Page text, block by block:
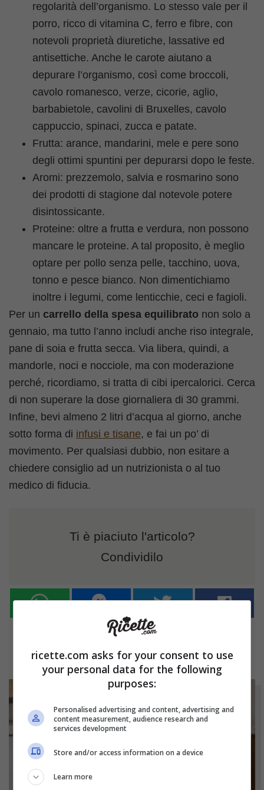
regolarità dell’organismo. Lo stesso vale per il
porro, ricco di vitamina C, ferro e fibre, con
notevoli proprietà diuretiche, lassative ed
antisettiche. Anche le carote aiutano a
depurare l’organismo, così come broccoli,
cavolo romanesco, verze, cicorie, aglio,
barbabietole, cavolini di Bruxelles, cavolo
cappuccio, spinaci, zucca e patate.
Frutta: arance, mandarini, mele e pere sono
degli ottimi spuntini per depurarsi dopo le feste.
Aromi: prezzemolo, salvia e rosmarino sono
dei prodotti di stagione dal notevole potere
disintossicante.
Proteine: oltre a frutta e verdura, non possono
mancare le proteine. A tal proposito, è meglio
optare per pollo senza pelle, tacchino, uova,
tonno e pesce bianco. Non dimentichiamo
inoltre i legumi, come lenticchie, ceci e fagioli.
Per un carrello della spesa equilibrato non solo a
gennaio, ma tutto l’anno includi anche riso integrale,
pane di soia e frutta secca. Via libera, quindi, a
mandorle, noci e nocciole, ma con moderazione
perché, ricordiamo, si tratta di cibi ipercalorici. Cerca
di non superare la dose giornaliera di 30 grammi.
Infine, bevi almeno 2 litri d’acqua al giorno, anche
sotto forma di infusi e tisane, e fai un po’ di
movimento. Per qualsiasi dubbio, non esitare a
chiedere consiglio ad un nutrizionista o al tuo
medico di fiducia.
Ti è piaciuto l'articolo?
Condividilo
ricette.com asks for your consent to use
your personal data for the following
purposes:
Personalised advertising and content, advertising and
content measurement, audience research and
services development
Store and/or access information on a device
Learn more